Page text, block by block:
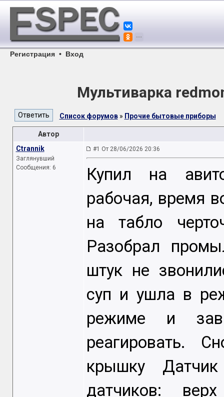
Регистрация • Вход
Мультиварка
Список форумов» Прочие бытовые приборы
Автор
Ctrannik
Заглянувший
Сообщения: 6
#1 От 28/06/2026 20:36
Купил на
рабочая, время
на табло
Разобрал
штук не
суп и ушла в
режиме и
реагировать.
крышку
датчиков: